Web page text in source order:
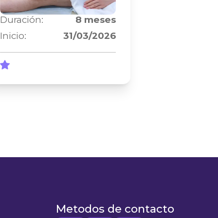
Duración: 8 meses
Inicio:
31/03/2026
Metodos de contacto